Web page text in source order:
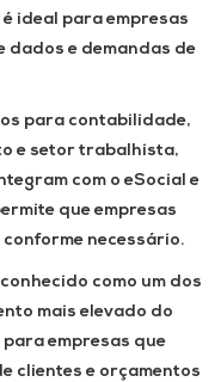
ideal para empresas
dados e demandas de
para contabilidade,
e setor trabalhista,
com o eSocial e
que empresas
necessário.
como um dos
mais elevado do
empresas que
clientes e orçamentos